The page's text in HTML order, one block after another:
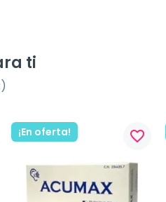
ti
¡En oferta! favorite_border